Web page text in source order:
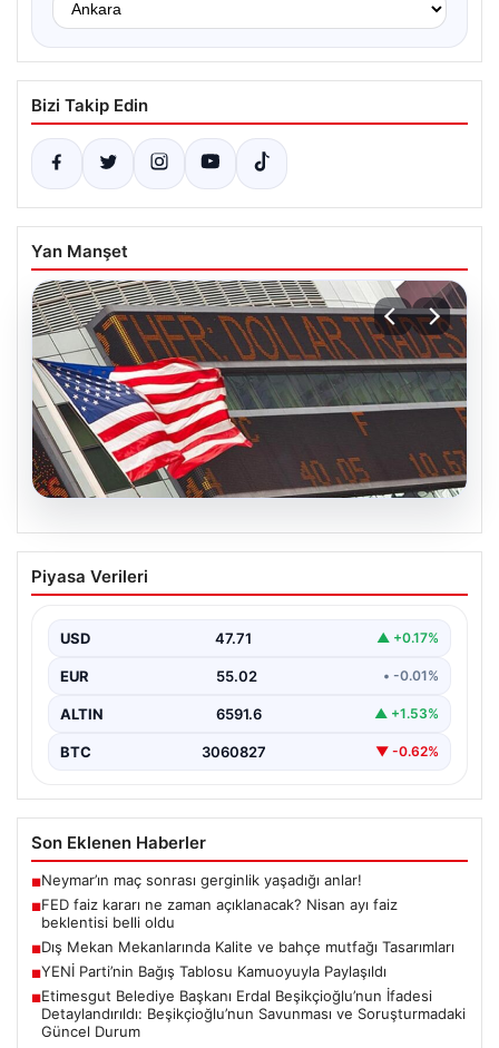
Bizi Takip Edin
Yan Manşet
FED faiz kararı ne zaman açıklanacak?
Nisan ayı faiz beklentisi belli oldu
Piyasa Verileri
USD 47.71 ▲ +0.17%
EUR 55.02 • -0.01%
ALTIN 6591.6 ▲ +1.53%
BTC 3060827 ▼ -0.62%
Son Eklenen Haberler
■Neymar’ın maç sonrası gerginlik yaşadığı anlar!
■FED faiz kararı ne zaman açıklanacak? Nisan ayı faiz
beklentisi belli oldu
■Dış Mekan Mekanlarında Kalite ve bahçe mutfağı Tasarımları
■YENİ Parti’nin Bağış Tablosu Kamuoyuyla Paylaşıldı
■Etimesgut Belediye Başkanı Erdal Beşikçioğlu’nun İfadesi
Detaylandırıldı: Beşikçioğlu’nun Savunması ve Soruşturmadaki
Güncel Durum